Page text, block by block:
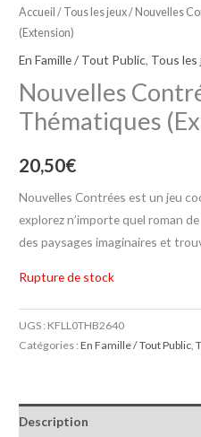
Accueil / Tous les jeux/ Nouvelles
(Extension)
En Famille / Tout Public, Tous les
Nouvelles
Thématiques
20,50€
Nouvelles Contrées est un jeu
explorez n’importe quel roman
des paysages imaginaires et
Rupture de stock
UGS : KFLL0THB2640
Catégories :En Famille / Tout Public ,
Description